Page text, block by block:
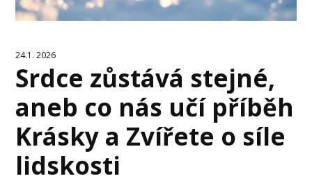
24.1. 2026
Srdce zůstává stejné,
aneb co nás učí příběh
Krásky a Zvířete o síle
lidskosti